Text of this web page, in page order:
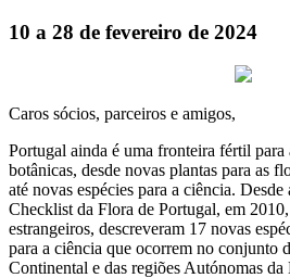
10 a 28 de fevereiro de 2024
Caros sócios, parceiros e amigos,
Portugal ainda é uma fronteira fértil para
botânicas, desde novas plantas para as
até novas espécies para a ciência.
Checklist da Flora de Portugal, em
estrangeiros, descreveram 17 novas
para a ciência que ocorrem no conjunto
Continental e das regiões Autónomas da